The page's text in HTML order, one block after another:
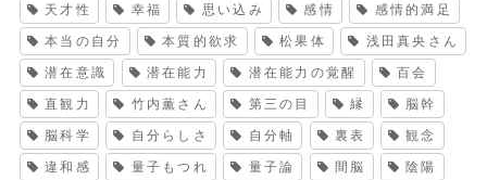
天才性 幸福 思い込み 感情 感情的満足
本当の自分 本質的欲求 松果体 浅田真央さん
潜在意識 潜在能力 潜在能力の覚醒 百会
直観力 竹内薫さん 第三の目 縁 脳幹
脳科学 自分らしさ 自分軸 裏表 観念
違和感 量子もつれ 量子論 間脳 陰陽